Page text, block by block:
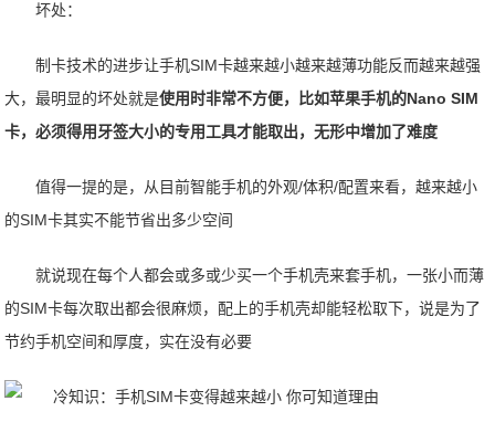
坏处：
制卡技术的进步让手机SIM卡越来越小越来越薄功能反而越来越强
大，最明显的坏处就是使用时非常不方便，比如苹果手机的Nano SIM
卡，必须得用牙签大小的专用工具才能取出，无形中增加了难度
值得一提的是，从目前智能手机的外观/体积/配置来看，越来越小
的SIM卡其实不能节省出多少空间
就说现在每个人都会或多或少买一个手机壳来套手机，一张小而薄
的SIM卡每次取出都会很麻烦，配上的手机壳却能轻松取下，说是为了
节约手机空间和厚度，实在没有必要